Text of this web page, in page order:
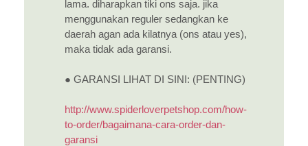
lama. diharapkan tiki ons saja. jika
menggunakan reguler sedangkan ke
daerah agan ada kilatnya (ons atau yes),
maka tidak ada garansi.
● GARANSI LIHAT DI SINI: (PENTING)
http://www.spiderloverpetshop.com/how-
to-order/bagaimana-cara-order-dan-
garansi